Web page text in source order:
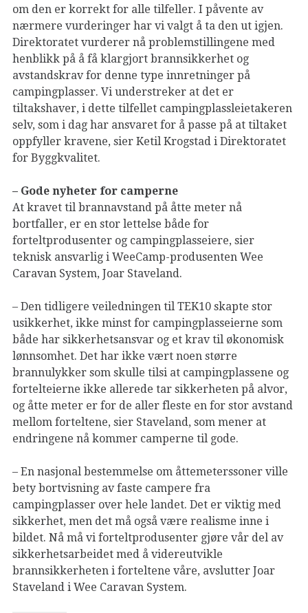
om den er korrekt for alle tilfeller. I påvente av
nærmere vurderinger har vi valgt å ta den ut igjen.
Direktoratet vurderer nå problemstillingene med
henblikk på å få klargjort brannsikkerhet og
avstandskrav for denne type innretninger på
campingplasser. Vi understreker at det er
tiltakshaver, i dette tilfellet campingplassleietakeren
selv, som i dag har ansvaret for å passe på at tiltaket
oppfyller kravene, sier Ketil Krogstad i Direktoratet
for Byggkvalitet.
– Gode nyheter for camperne
At kravet til brannavstand på åtte meter nå
bortfaller, er en stor lettelse både for
forteltprodusenter og campingplasseiere, sier
teknisk ansvarlig i WeeCamp-produsenten Wee
Caravan System, Joar Staveland.
– Den tidligere veiledningen til TEK10 skapte stor
usikkerhet, ikke minst for campingplasseierne som
både har sikkerhetsansvar og et krav til økonomisk
lønnsomhet. Det har ikke vært noen større
brannulykker som skulle tilsi at campingplassene og
fortelteierne ikke allerede tar sikkerheten på alvor,
og åtte meter er for de aller fleste en for stor avstand
mellom forteltene, sier Staveland, som mener at
endringene nå kommer camperne til gode.
– En nasjonal bestemmelse om åttemeterssoner ville
bety bortvisning av faste campere fra
campingplasser over hele landet. Det er viktig med
sikkerhet, men det må også være realisme inne i
bildet. Nå må vi forteltprodusenter gjøre vår del av
sikkerhetsarbeidet med å videreutvikle
brannsikkerheten i forteltene våre, avslutter Joar
Staveland i Wee Caravan System.